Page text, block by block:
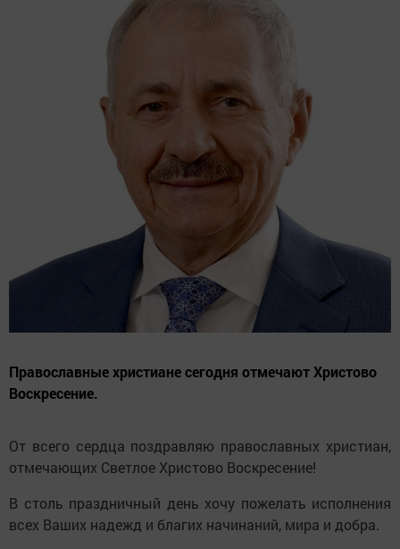
Православные христиане сегодня отмечают Христово
Воскресение.
От всего сердца поздравляю православных христиан,
отмечающих Светлое Христово Воскресение!
В столь праздничный день хочу пожелать исполнения
всех Ваших надежд и благих начинаний, мира и добра.